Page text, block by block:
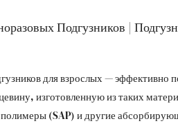
Подгузников |
для взрослых —
изготовленную из таких
(SAP) и другие